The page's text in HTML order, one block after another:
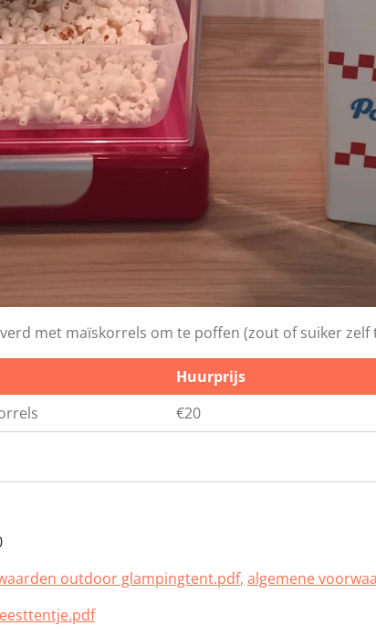
met maïskorrels om te poffen (zout of suiker
Huurprijs
€20
outdoor glampingtent.pdf, algemene